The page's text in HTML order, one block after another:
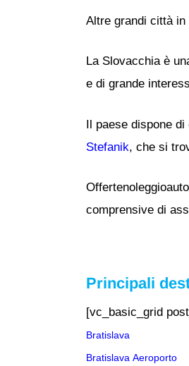
Altre grandi città in
La Slovacchia è
e di grande
Il paese dispone
Stefanik, che si
comprensive di
Principali
[vc_basic_grid
Bratislava
Bratislava Aeroporto